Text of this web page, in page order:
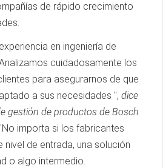
de rápido crecimiento
en ingeniería de
cuidadosamente los
para asegurarnos de que
a sus necesidades ", dice
gestión de productos de Bosch
"No importa si los fabricantes
nivel de entrada, una solución
o algo intermedio.